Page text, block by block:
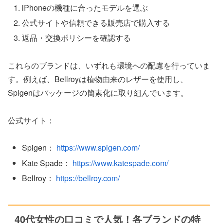
iPhoneの機種に合ったモデルを選ぶ
公式サイトや信頼できる販売店で購入する
返品・交換ポリシーを確認する
これらのブランドは、いずれも環境への配慮を行っていま
す。例えば、Bellroyは植物由来のレザーを使用し、
Spigenはパッケージの簡素化に取り組んでいます。
公式サイト：
Spigen： https://www.spigen.com/
Kate Spade： https://www.katespade.com/
Bellroy： https://bellroy.com/
40代女性の口コミで人気！各ブランドの特